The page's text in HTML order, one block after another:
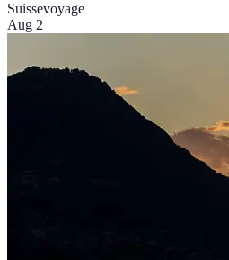
Suissevoyage
Aug 2